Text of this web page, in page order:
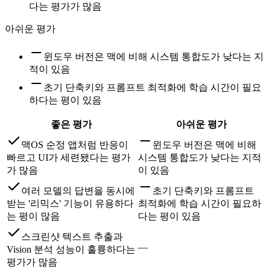
다는 평가가 많음
아쉬운 평가
윈도우 버전은 맥에 비해 시스템 통합도가 낮다는 지
적이 있음
초기 단축키와 프롬프트 최적화에 학습 시간이 필요
하다는 평이 있음
좋은 평가
아쉬운 평가
맥OS 순정 앱처럼 반응이
빠르고 UI가 세련됐다는 평가
가 많음
윈도우 버전은 맥에 비해
시스템 통합도가 낮다는 지적
이 있음
여러 모델의 답변을 동시에
받는 '리믹스' 기능이 유용하다
는 평이 많음
초기 단축키와 프롬프트
최적화에 학습 시간이 필요하
다는 평이 있음
스크린샷 텍스트 추출과
Vision 분석 성능이 훌륭하다는
평가가 많음
—